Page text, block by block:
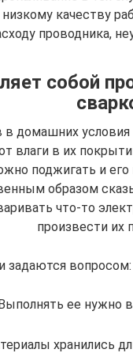
качеству
проводника,
собой
в домашних
влаги в их
поджигать и
образом
что-то
произвести их
задаются
ее нужно в
хранились